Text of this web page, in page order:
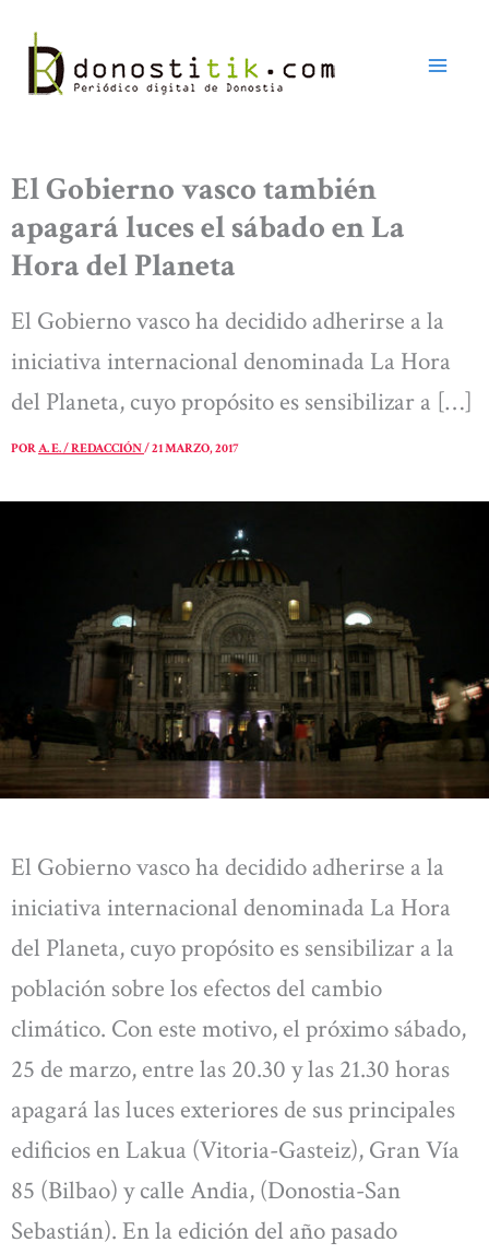
contenido
El Gobierno vasco también
apagará luces el sábado en La
Hora del Planeta
El Gobierno vasco ha decidido adherirse a la
iniciativa internacional denominada La Hora
del Planeta, cuyo propósito es sensibilizar a […]
PORA. E. / REDACCIÓN/21 MARZO, 2017
El Gobierno vasco ha decidido adherirse a la
iniciativa internacional denominada La Hora
del Planeta, cuyo propósito es sensibilizar a la
población sobre los efectos del cambio
climático. Con este motivo, el próximo sábado,
25 de marzo, entre las 20.30 y las 21.30 horas
apagará las luces exteriores de sus principales
edificios en Lakua (Vitoria-Gasteiz), Gran Vía
85 (Bilbao) y calle Andia, (Donostia-San
Sebastián). En la edición del año pasado